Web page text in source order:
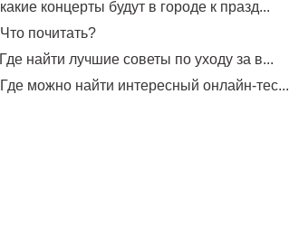
какие концерты будут в городе к празд...
Что почитать?
Где найти лучшие советы по уходу за в...
Где можно найти интересный онлайн-тес...